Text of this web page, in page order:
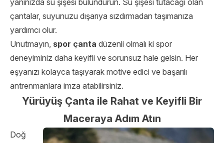
yanınızda su şişesi bulundurun. Su şişesi tutacağı olan
çantalar, suyunuzu dışarıya sızdırmadan taşımanıza
yardımcı olur.
Unutmayın, spor çanta düzenli olmalı ki spor
deneyiminiz daha keyifli ve sorunsuz hale gelsin. Her
eşyanızı kolayca taşıyarak motive edici ve başarılı
antrenmanlara imza atabilirsiniz.
Yürüyüş Çanta ile Rahat ve Keyifli Bir
Maceraya Adım Atın
Doğ